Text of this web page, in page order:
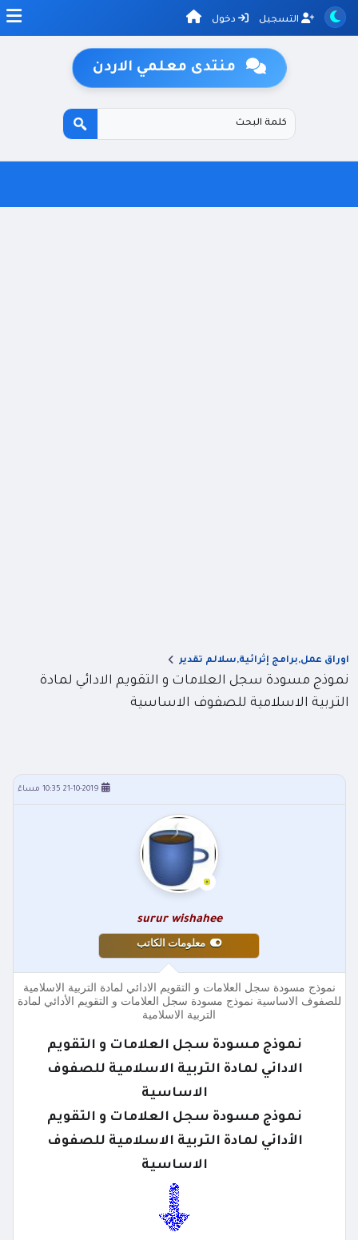
التسجيل دخول
منتدى معلمي الاردن
اوراق عمل,برامج إثرائية,سلالم تقدير
نموذج مسودة سجل العلامات و التقويم الادائي لمادة
التربية الاسلامية للصفوف الاساسية
21-10-2019 10:35 مساءً
surur wishahee
معلومات الكاتب
نموذج مسودة سجل العلامات و التقويم الادائي لمادة التربية الاسلامية
للصفوف الاساسية نموذج مسودة سجل العلامات و التقويم الأدائي لمادة
التربية الاسلامية
نموذج مسودة سجل العلامات و التقويم
الادائي لمادة التربية الاسلامية للصفوف
الاساسية
نموذج مسودة سجل العلامات و التقويم
الأدائي لمادة التربية الاسلامية للصفوف
الاساسية